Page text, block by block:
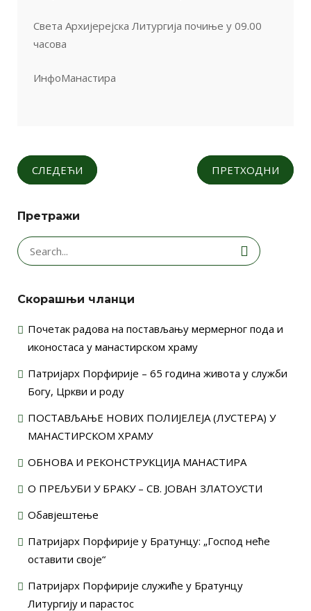
Света Архијерејска Литургија почиње у 09.00
часова
ИнфоМанастира
СЛЕДЕЋИ ПРЕТХОДНИ
Претражи
Search
for:
Скорашњи чланци
Почетак радова на постављању мермерног пода и
иконостаса у манастирском храму
Патријарх Порфирије – 65 година живота у служби
Богу, Цркви и роду
ПОСТАВЉАЊЕ НОВИХ ПОЛИЈЕЛЕЈА (ЛУСТЕРА) У
МАНАСТИРСКОМ ХРАМУ
ОБНОВА И РЕКОНСТРУКЦИЈА МАНАСТИРА
О ПРЕЉУБИ У БРАКУ – СВ. ЈОВАН ЗЛАТОУСТИ
Обавјештење
Патријарх Порфирије у Братунцу: „Господ неће
оставити своје“
Патријарх Порфирије служиће у Братунцу
Литургију и парастос